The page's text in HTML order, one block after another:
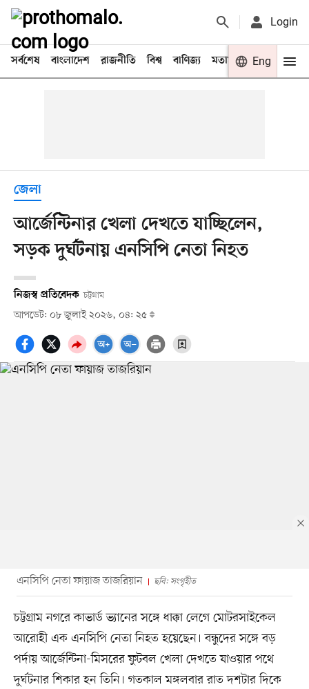
Login
সর্বশেষ বাংলাদেশ রাজনীতি বিশ্ব বাণিজ্য মতামত খেলা
Eng
জেলা
আর্জেন্টিনার খেলা দেখতে যাচ্ছিলেন,
সড়ক দুর্ঘটনায় এনসিপি নেতা নিহত
নিজস্ব প্রতিবেদক চট্টগ্রাম
আপডেট: ০৮ জুলাই ২০২৬, ০৪: ২৫
এনসিপি নেতা ফায়াজ তাজরিয়ান ছবি: সংগৃহীত
চট্টগ্রাম নগরে কাভার্ড ভ্যানের সঙ্গে ধাক্কা লেগে মোটরসাইকেল
আরোহী এক এনসিপি নেতা নিহত হয়েছেন। বন্ধুদের সঙ্গে বড়
পর্দায় আর্জেন্টিনা-মিসরের ফুটবল খেলা দেখতে যাওয়ার পথে
দুর্ঘটনার শিকার হন তিনি। গতকাল মঙ্গলবার রাত দশটার দিকে